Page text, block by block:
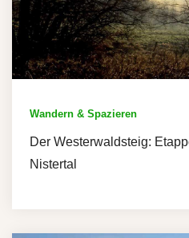
Wandern & Spazieren
Der Westerwaldsteig:
Nistertal